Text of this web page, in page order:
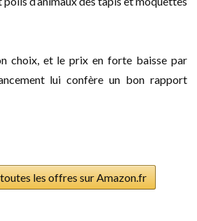
choix, et le prix en forte baisse par
lui confère un bon rapport
les offres sur Amazon.fr